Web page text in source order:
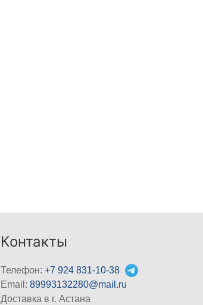
Контакты
Телефон:+7 924 831-10-38
Email:89993132280@mail.ru
Доставка в г. Астана